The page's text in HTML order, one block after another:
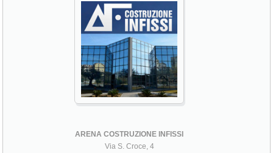
ARENA COSTRUZIONE INFISSI
Via S. Croce, 4